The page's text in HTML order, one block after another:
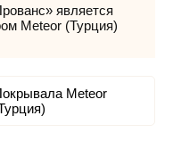
является
Meteor (Турция)
Meteor